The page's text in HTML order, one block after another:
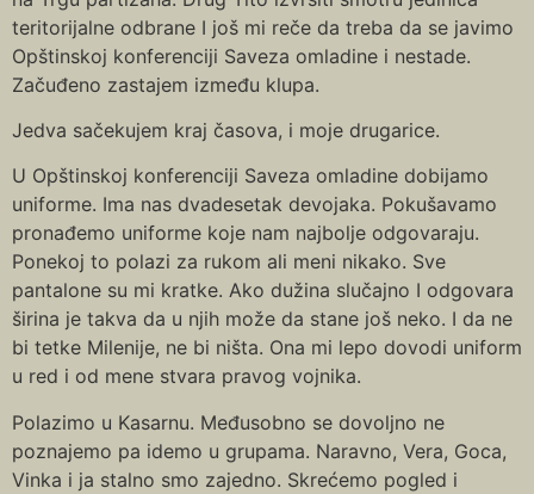
teritorijalne odbrane I još mi reče da treba da se javimo
Opštinskoj konferenciji Saveza omladine i nestade.
Začuđeno zastajem između klupa.
Jedva sačekujem kraj časova, i moje drugarice.
U Opštinskoj konferenciji Saveza omladine dobijamo
uniforme. Ima nas dvadesetak devojaka. Pokušavamo
pronađemo uniforme koje nam najbolje odgovaraju.
Ponekoj to polazi za rukom ali meni nikako. Sve
pantalone su mi kratke. Ako dužina slučajno I odgovara
širina je takva da u njih može da stane još neko. I da ne
bi tetke Milenije, ne bi ništa. Ona mi lepo dovodi uniform
u red i od mene stvara pravog vojnika.
Polazimo u Kasarnu. Međusobno se dovoljno ne
poznajemo pa idemo u grupama. Naravno, Vera, Goca,
Vinka i ja stalno smo zajedno. Skrećemo pogled i